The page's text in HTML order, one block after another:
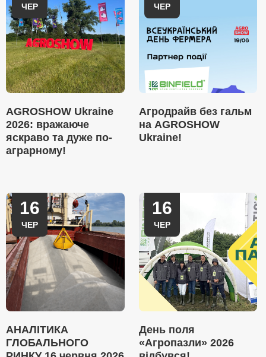
ЧЕР
AGROSHOW Ukraine
2026: вражаюче
яскраво та дуже по-
аграрному!
ЧЕР
Агродрайв без гальм
на AGROSHOW
Ukraine!
16
ЧЕР
АНАЛІТИКА
ГЛОБАЛЬНОГО
16
ЧЕР
День поля
«Агропазли» 2026